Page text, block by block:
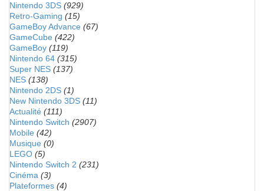
Nintendo 3DS (929)
Retro-Gaming (15)
GameBoy Advance (67)
GameCube (422)
GameBoy (119)
Nintendo 64 (315)
Super NES (137)
NES (138)
Nintendo 2DS (1)
New Nintendo 3DS (11)
Actualité (111)
Nintendo Switch (2907)
Mobile (42)
Musique (0)
LEGO (5)
Nintendo Switch 2 (231)
Cinéma (3)
Plateformes (4)